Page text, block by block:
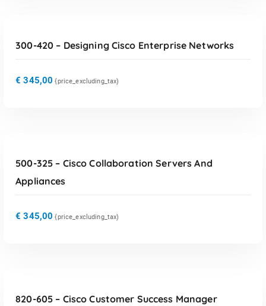
300-420 – Designing Cisco Enterprise Networks
€ 345,00 {price_excluding_tax)
500-325 – Cisco Collaboration Servers And
Appliances
€ 345,00 {price_excluding_tax)
820-605 – Cisco Customer Success Manager